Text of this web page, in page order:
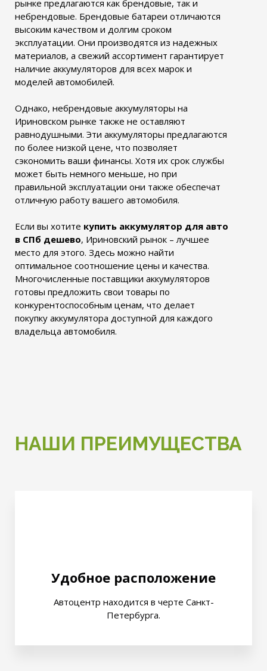
рынке предлагаются как брендовые, так и
небрендовые. Брендовые батареи отличаются
высоким качеством и долгим сроком
эксплуатации. Они производятся из надежных
материалов, а свежий ассортимент гарантирует
наличие аккумуляторов для всех марок и
моделей автомобилей.
Однако, небрендовые аккумуляторы на
Ириновском рынке также не оставляют
равнодушными. Эти аккумуляторы предлагаются
по более низкой цене, что позволяет
сэкономить ваши финансы. Хотя их срок службы
может быть немного меньше, но при
правильной эксплуатации они также обеспечат
отличную работу вашего автомобиля.
Если вы хотите купить аккумулятор для авто
в СПб дешево, Ириновский рынок – лучшее
место для этого. Здесь можно найти
оптимальное соотношение цены и качества.
Многочисленные поставщики аккумуляторов
готовы предложить свои товары по
конкурентоспособным ценам, что делает
покупку аккумулятора доступной для каждого
владельца автомобиля.
НАШИ ПРЕИМУЩЕСТВА
Удобное расположение
Автоцентр находится в черте Санкт-
Петербурга.